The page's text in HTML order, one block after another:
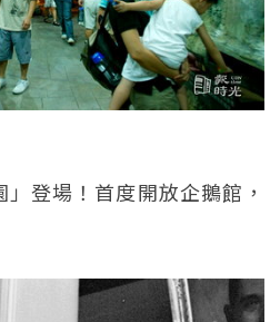
登場！首度開放企鵝館，